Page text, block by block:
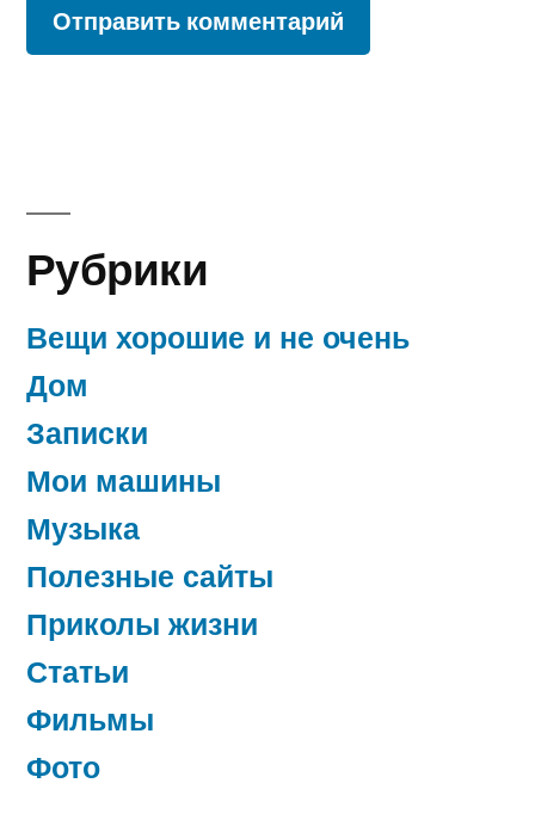
Рубрики
Вещи хорошие и не очень
Дом
Записки
Мои машины
Музыка
Полезные сайты
Приколы жизни
Статьи
Фильмы
Фото